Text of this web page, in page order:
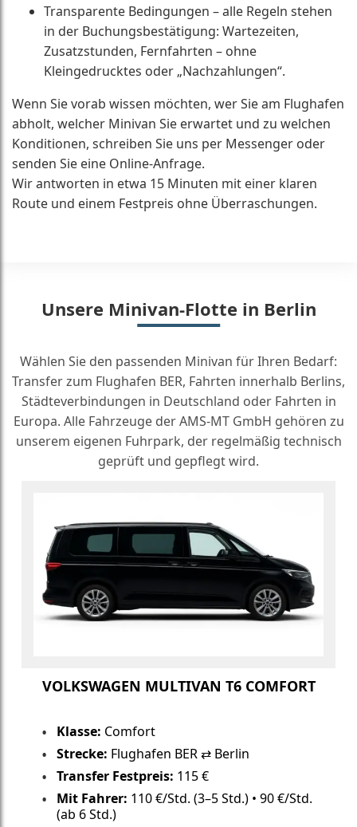
Transparente Bedingungen – alle Regeln stehen
in der Buchungsbestätigung: Wartezeiten,
Zusatzstunden, Fernfahrten – ohne
Kleingedrucktes oder „Nachzahlungen“.
Wenn Sie vorab wissen möchten, wer Sie am Flughafen
abholt, welcher Minivan Sie erwartet und zu welchen
Konditionen, schreiben Sie uns per Messenger oder
senden Sie eine Online-Anfrage.
Wir antworten in etwa 15 Minuten mit einer klaren
Route und einem Festpreis ohne Überraschungen.
Unsere Minivan-Flotte in Berlin
Wählen Sie den passenden Minivan für Ihren Bedarf:
Transfer zum Flughafen BER, Fahrten innerhalb Berlins,
Städteverbindungen in Deutschland oder Fahrten in
Europa. Alle Fahrzeuge der AMS-MT GmbH gehören zu
unserem eigenen Fuhrpark, der regelmäßig technisch
geprüft und gepflegt wird.
VOLKSWAGEN MULTIVAN T6 COMFORT
Klasse: Comfort
Strecke: Flughafen BER ⇄ Berlin
Transfer Festpreis: 115 €
Mit Fahrer: 110 €/Std. (3–5 Std.) • 90 €/Std.
(ab 6 Std.)